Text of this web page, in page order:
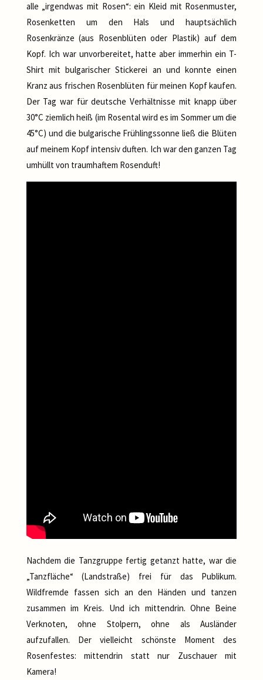
alle „irgendwas mit Rosen“: ein Kleid mit Rosenmuster,
Rosenketten um den Hals und hauptsächlich
Rosenkränze (aus Rosenblüten oder Plastik) auf dem
Kopf. Ich war unvorbereitet, hatte aber immerhin ein T-
Shirt mit bulgarischer Stickerei an und konnte einen
Kranz aus frischen Rosenblüten für meinen Kopf kaufen.
Der Tag war für deutsche Verhältnisse mit knapp über
30°C ziemlich heiß (im Rosental wird es im Sommer um die
45°C) und die bulgarische Frühlingssonne ließ die Blüten
auf meinem Kopf intensiv duften. Ich war den ganzen Tag
umhüllt von traumhaftem Rosenduft!
Nachdem die Tanzgruppe fertig getanzt hatte, war die
„Tanzfläche“ (Landstraße) frei für das Publikum.
Wildfremde fassen sich an den Händen und tanzen
zusammen im Kreis. Und ich mittendrin. Ohne Beine
Verknoten, ohne Stolpern, ohne als Ausländer
aufzufallen. Der vielleicht schönste Moment des
Rosenfestes: mittendrin statt nur Zuschauer mit
Kamera!